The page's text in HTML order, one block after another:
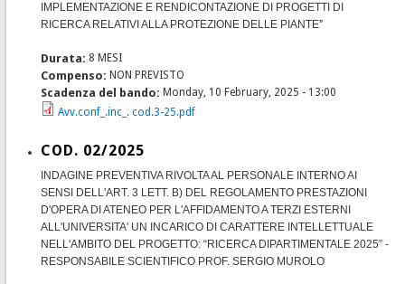
IMPLEMENTAZIONE E RENDICONTAZIONE DI PROGETTI DI
RICERCA RELATIVI ALLA PROTEZIONE DELLE PIANTE”
Durata: 8 MESI
Compenso:NON PREVISTO
Scadenza del bando:Monday, 10 February, 2025 - 13:00
Avv.conf_.inc_. cod.3-25.pdf
COD. 02/2025
INDAGINE PREVENTIVA RIVOLTA AL PERSONALE INTERNO AI
SENSI DELL'ART. 3 LETT. B) DEL REGOLAMENTO PRESTAZIONI
D'OPERA DI ATENEO PER L'AFFIDAMENTO A TERZI ESTERNI
ALL'UNIVERSITA' UN INCARICO DI CARATTERE INTELLETTUALE
NELL'AMBITO DEL PROGETTO: “RICERCA DIPARTIMENTALE 2025” -
RESPONSABILE SCIENTIFICO PROF. SERGIO MUROLO